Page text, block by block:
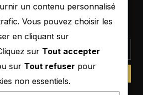
un contenu personnalisé
Vous pouvez choisir les
en cliquant sur
sur Tout accepter
sur Tout refuser pour
non essentiels.